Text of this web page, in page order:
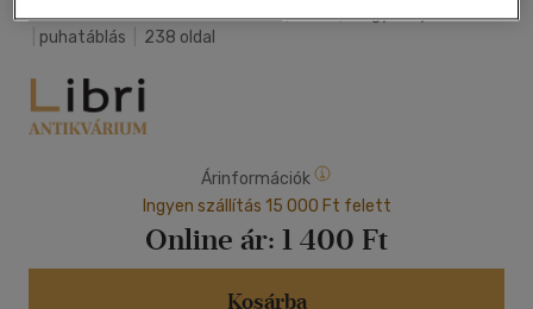
Hm Hadtörténeti Intézet És Múz|2012|magyar nyelvű
puhatáblás 238 oldal
Árinformációk
Ingyen szállítás 15 000 Ft felett
Online ár: 1 400 Ft
Kosárba